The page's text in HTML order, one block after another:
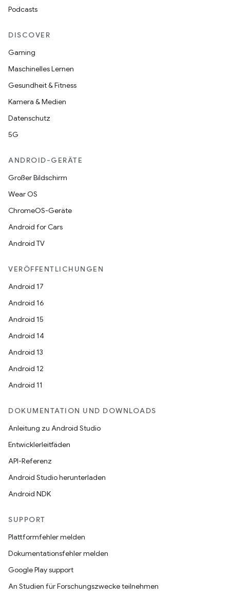
Podcasts
DISCOVER
Gaming
Maschinelles Lernen
Gesundheit & Fitness
Kamera & Medien
Datenschutz
5G
ANDROID-GERÄTE
Großer Bildschirm
Wear OS
ChromeOS-Geräte
Android for Cars
Android TV
VERÖFFENTLICHUNGEN
Android 17
Android 16
Android 15
Android 14
Android 13
Android 12
Android 11
DOKUMENTATION UND DOWNLOADS
Anleitung zu Android Studio
Entwicklerleitfäden
API-Referenz
Android Studio herunterladen
Android NDK
SUPPORT
Plattformfehler melden
Dokumentationsfehler melden
Google Play support
An Studien für Forschungszwecke teilnehmen